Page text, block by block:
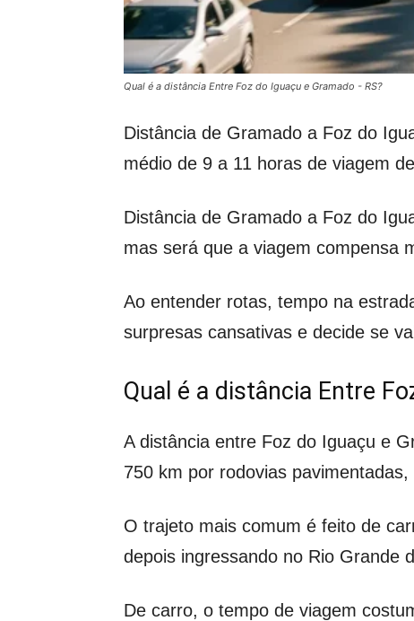
Qual é a distância Entre Foz do Iguaçu e Gramado - RS?
Distância de Gramado a Foz do
médio de 9 a 11 horas de viagem
Distância de Gramado a Foz do
mas será que a viagem compensa
Ao entender rotas, tempo na
surpresas cansativas e decide se
Qual é a distância Entre
A distância entre Foz do Iguaçu e
750 km por rodovias
O trajeto mais comum é feito de
depois ingressando no Rio Grande
De carro, o tempo de viagem